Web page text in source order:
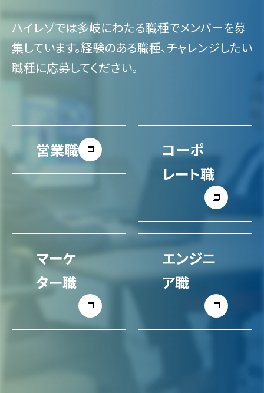
ハイレゾでは多岐にわたる職種でメンバーを募
集しています。経験のある職種、チャレンジしたい
職種に応募してください。
営業職
コーポ
レート職
マーケ
ター職
エンジニ
ア職